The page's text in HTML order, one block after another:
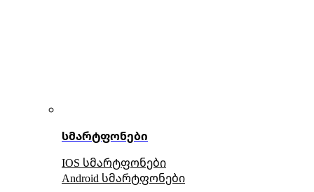
სმარტფონები
IOS სმარტფონები
Android სმარტფონები